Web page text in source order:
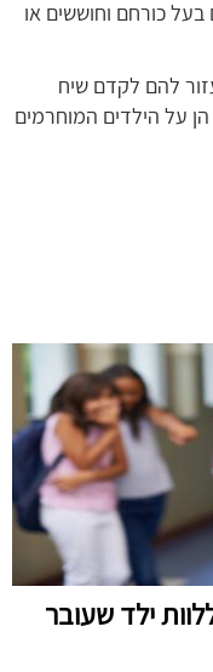
כורחם וחוששים או
להם לקדם שיח
על הילדים המוחרמים
ילד שעובר